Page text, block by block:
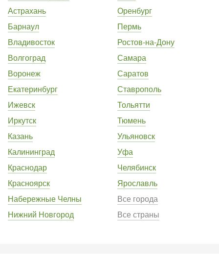
Астрахань
Барнаул
Владивосток
Волгоград
Воронеж
Екатеринбург
Ижевск
Иркутск
Казань
Калининград
Краснодар
Красноярск
Набережные Челны
Нижний Новгород
Оренбург
Пермь
Ростов-на-Дону
Самара
Саратов
Ставрополь
Тольятти
Тюмень
Ульяновск
Уфа
Челябинск
Ярославль
Все города
Все страны